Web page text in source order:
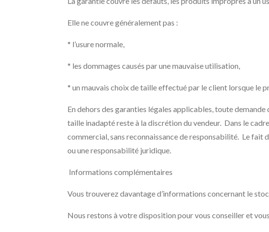
Elle ne couvre généralement pas :
* l’usure normale,
* les dommages causés par une mauvaise utilisation,
* un mauvais choix de taille effectué par le client lorsque le
En dehors des garanties légales applicables, toute
taille inadapté reste à la discrétion du vendeur. Dans le
commercial, sans reconnaissance de responsabilité. Le fait
ou une responsabilité juridique.
Informations complémentaires
Vous trouverez davantage d’informations concernant le
Nous restons à votre disposition pour vous conseiller et